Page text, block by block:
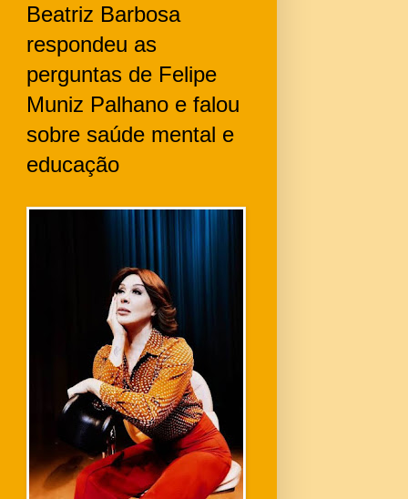
Beatriz Barbosa
respondeu as
perguntas de Felipe
Muniz Palhano e falou
sobre saúde mental e
educação